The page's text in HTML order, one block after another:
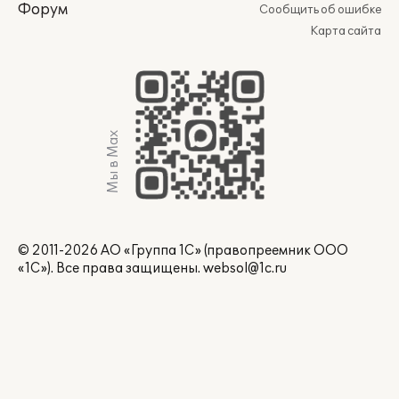
Форум
Сообщить об ошибке
Карта сайта
Мы в Max
© 2011-2026 АО «Группа 1С» (правопреемник ООО
«1С»). Все права защищены. websol@1c.ru